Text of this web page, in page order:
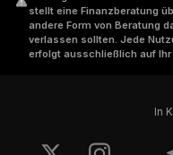
stellt eine Finanzberatung
andere Form von Beratung
verlassen sollten. Jede
erfolgt ausschließlich auf
In